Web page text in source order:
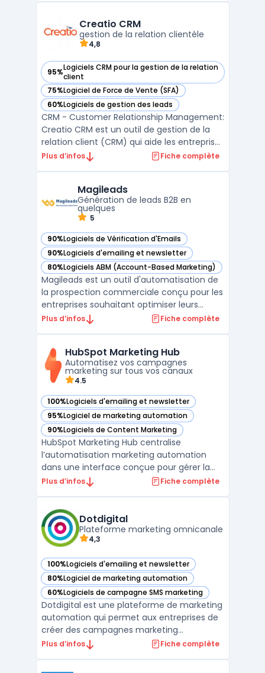
tâches ainsi que la souveraineté des
données. Les workflows a ...
Creatio CRM
gestion de la relation clientèle
4,8
95%Logiciels CRM pour la gestion de la relation
client
— voir Creatio CRM dans cette catégorie
75%Logiciel de Force de Vente (SFA)
— voir Creatio CRM dans cette catégorie
60%Logiciels de gestion des leads
— voir Creatio CRM dans cette catégorie
CRM - Customer Relationship Management:
Creatio CRM est un outil de gestion de la
relation client (CRM) qui aide les entreprises
à gérer efficacement toutes les
les ventes, le marketing et le service client
à partir ...
Plus d’infos Fiche complète
Magileads
Génération de leads B2B en
quelques
5
90%Logiciels de Vérification d'Emails
— voir Magileads dans cette catégorie
90%Logiciels d'emailing et newsletter
— voir Magileads dans cette catégorie
80%Logiciels ABM (Account-Based Marketing)
— voir Magileads dans cette catégorie
Magileads est un outil d'automatisation de
la prospection commerciale conçu pour les
entreprises souhaitant optimiser leurs
campagnes de génération de leads B2B. Ce
depuis la collecte de contacts qualifiés
jusqu'à la ges ...
Plus d’infos Fiche complète
HubSpot Marketing Hub
Automatisez vos campagnes
marketing sur tous vos canaux
4.5
100%Logiciels d'emailing et newsletter
— voir HubSpot Marketing Hub dans cette catégorie
95%Logiciel de marketing automation
— voir HubSpot Marketing Hub dans cette catégorie
90%Logiciels de Content Marketing
— voir HubSpot Marketing Hub dans cette catégorie
HubSpot Marketing Hub centralise
l’automatisation marketing automation
dans une interface conçue pour gérer la
génération de prospects et la mesure de la
tailles recherchant un outil pour
coordonner les actions omni‑chann ...
Plus d’infos Fiche complète
Dotdigital
Plateforme marketing omnicanale
4,3
100%Logiciels d'emailing et newsletter
— voir Dotdigital dans cette catégorie
80%Logiciel de marketing automation
— voir Dotdigital dans cette catégorie
60%Logiciels de campagne SMS marketing
— voir Dotdigital dans cette catégorie
Dotdigital est une plateforme de marketing
automation qui permet aux entreprises de
créer des campagnes marketing
personnalisées et hautement ciblées. Avec
Plus d’infos Fiche complète